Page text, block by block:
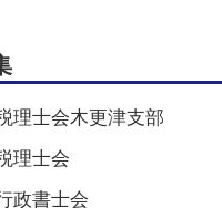
理士会木更津支部
理士会
政書士会